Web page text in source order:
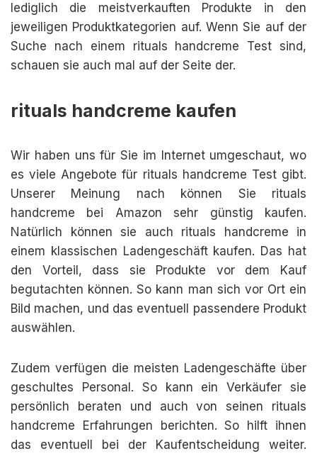
lediglich die meistverkauften Produkte in den
jeweiligen Produktkategorien auf. Wenn Sie auf der
Suche nach einem rituals handcreme Test sind,
schauen sie auch mal auf der Seite der.
rituals handcreme kaufen
Wir haben uns für Sie im Internet umgeschaut, wo
es viele Angebote für rituals handcreme Test gibt.
Unserer Meinung nach können Sie rituals
handcreme bei Amazon sehr günstig kaufen.
Natürlich können sie auch rituals handcreme in
einem klassischen Ladengeschäft kaufen. Das hat
den Vorteil, dass sie Produkte vor dem Kauf
begutachten können. So kann man sich vor Ort ein
Bild machen, und das eventuell passendere Produkt
auswählen.
Zudem verfügen die meisten Ladengeschäfte über
geschultes Personal. So kann ein Verkäufer sie
persönlich beraten und auch von seinen rituals
handcreme Erfahrungen berichten. So hilft ihnen
das eventuell bei der Kaufentscheidung weiter.